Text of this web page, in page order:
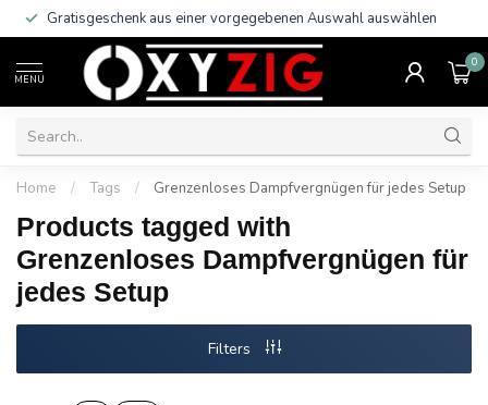
Gratisgeschenk aus einer vorgegebenen Auswahl auswählen
MENU
0
Home / Tags / Grenzenloses Dampfvergnügen für jedes Setup
Products tagged with
Grenzenloses Dampfvergnügen für
jedes Setup
Filters